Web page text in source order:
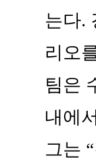
는다.
리오
팀은
내에
그는